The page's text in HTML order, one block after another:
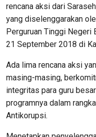
rencana aksi dari
yang diselenggarakan
Perguruan Tinggi Negeri
21 September 2018 di
Ada lima rencana aksi
masing-masing,
integritas para guru
programnya dalam
Antikorupsi.